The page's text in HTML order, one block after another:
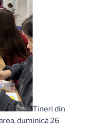
Tineri din
duminică 26